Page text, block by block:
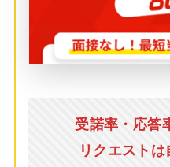
受諾率・応答
リクエスト